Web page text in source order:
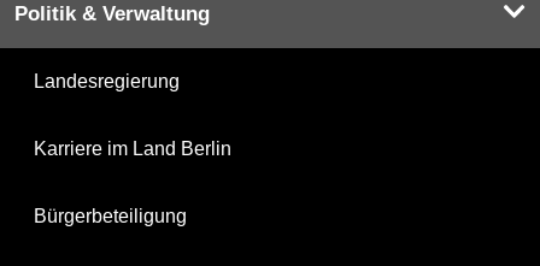
Politik & Verwaltung
Landesregierung
Karriere im Land Berlin
Bürgerbeteiligung